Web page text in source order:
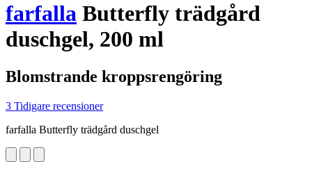
farfalla Butterfly trädgård
duschgel, 200 ml
Blomstrande kroppsrengöring
3 Tidigare recensioner
farfalla Butterfly trädgård duschgel